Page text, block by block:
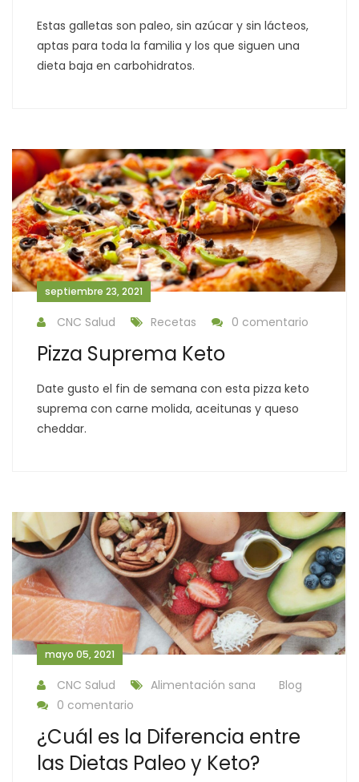
Estas galletas son paleo, sin azúcar y sin lácteos,
aptas para toda la familia y los que siguen una
dieta baja en carbohidratos.
septiembre 23, 2021
CNC Salud Recetas 0 comentario
Pizza Suprema Keto
Date gusto el fin de semana con esta pizza keto
suprema con carne molida, aceitunas y queso
cheddar.
mayo 05, 2021
CNC Salud Alimentación sana
Blog
0 comentario
¿Cuál es la Diferencia entre
las Dietas Paleo y Keto?